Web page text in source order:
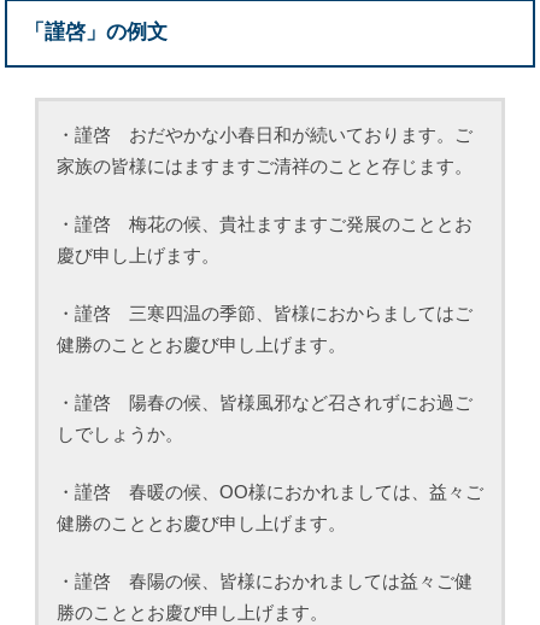
「謹啓」の例文
・謹啓 おだやかな小春日和が続いております。ご
家族の皆様にはますますご清祥のことと存じます。
・謹啓 梅花の候、貴社ますますご発展のこととお
慶び申し上げます。
・謹啓 三寒四温の季節、皆様におからましてはご
健勝のこととお慶び申し上げます。
・謹啓 陽春の候、皆様風邪など召されずにお過ご
しでしょうか。
・謹啓 春暖の候、ΟΟ様におかれましては、益々ご
健勝のこととお慶び申し上げます。
・謹啓 春陽の候、皆様におかれましては益々ご健
勝のこととお慶び申し上げます。